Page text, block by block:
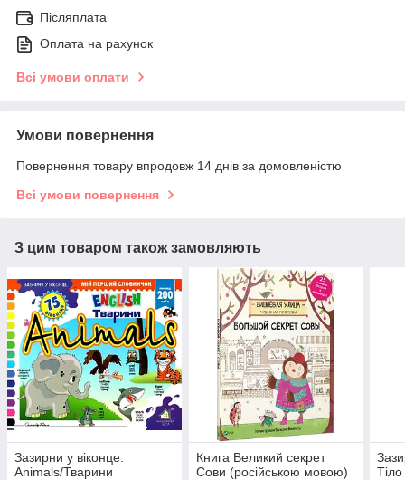
Післяплата
Оплата на рахунок
Всі умови оплати
Умови повернення
Повернення товару впродовж 14 днів за домовленістю
Всі умови повернення
З цим товаром також замовляють
Зазирни у віконце.
Animals/Тварини
Книга Великий секрет
Сови (російською мовою)
Тіло